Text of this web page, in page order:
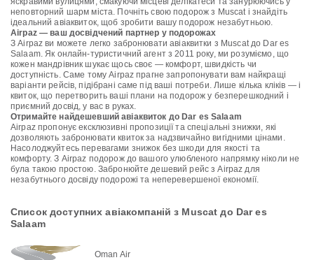
неповторний шарм міста. Почніть свою подорож з Muscat і знайдіть
ідеальний авіаквиток, щоб зробити вашу подорож незабутньою.
Airpaz — ваш досвідчений партнер у подорожах
З Airpaz ви можете легко забронювати авіаквитки з Muscat до Dar es
Salaam. Як онлайн-туристичний агент з 2011 року, ми розуміємо, що
кожен мандрівник шукає щось своє — комфорт, швидкість чи
доступність. Саме тому Airpaz прагне запропонувати вам найкращі
варіанти рейсів, підібрані саме під ваші потреби. Лише кілька кліків — і
квиток, що перетворить ваші плани на подорож у безперешкодний і
приємний досвід, у вас в руках.
Отримайте найдешевший авіаквиток до Dar es Salaam
Airpaz пропонує ексклюзивні пропозиції та спеціальні знижки, які
дозволяють забронювати квиток за надзвичайно вигідними цінами.
Насолоджуйтесь перевагами знижок без шкоди для якості та
комфорту. З Airpaz подорож до вашого улюбленого напрямку ніколи не
була такою простою. Забронюйте дешевий рейс з Airpaz для
незабутнього досвіду подорожі та неперевершеної економії.
Список доступних авіакомпаній з Muscat до Dar es
Salaam
Oman Air